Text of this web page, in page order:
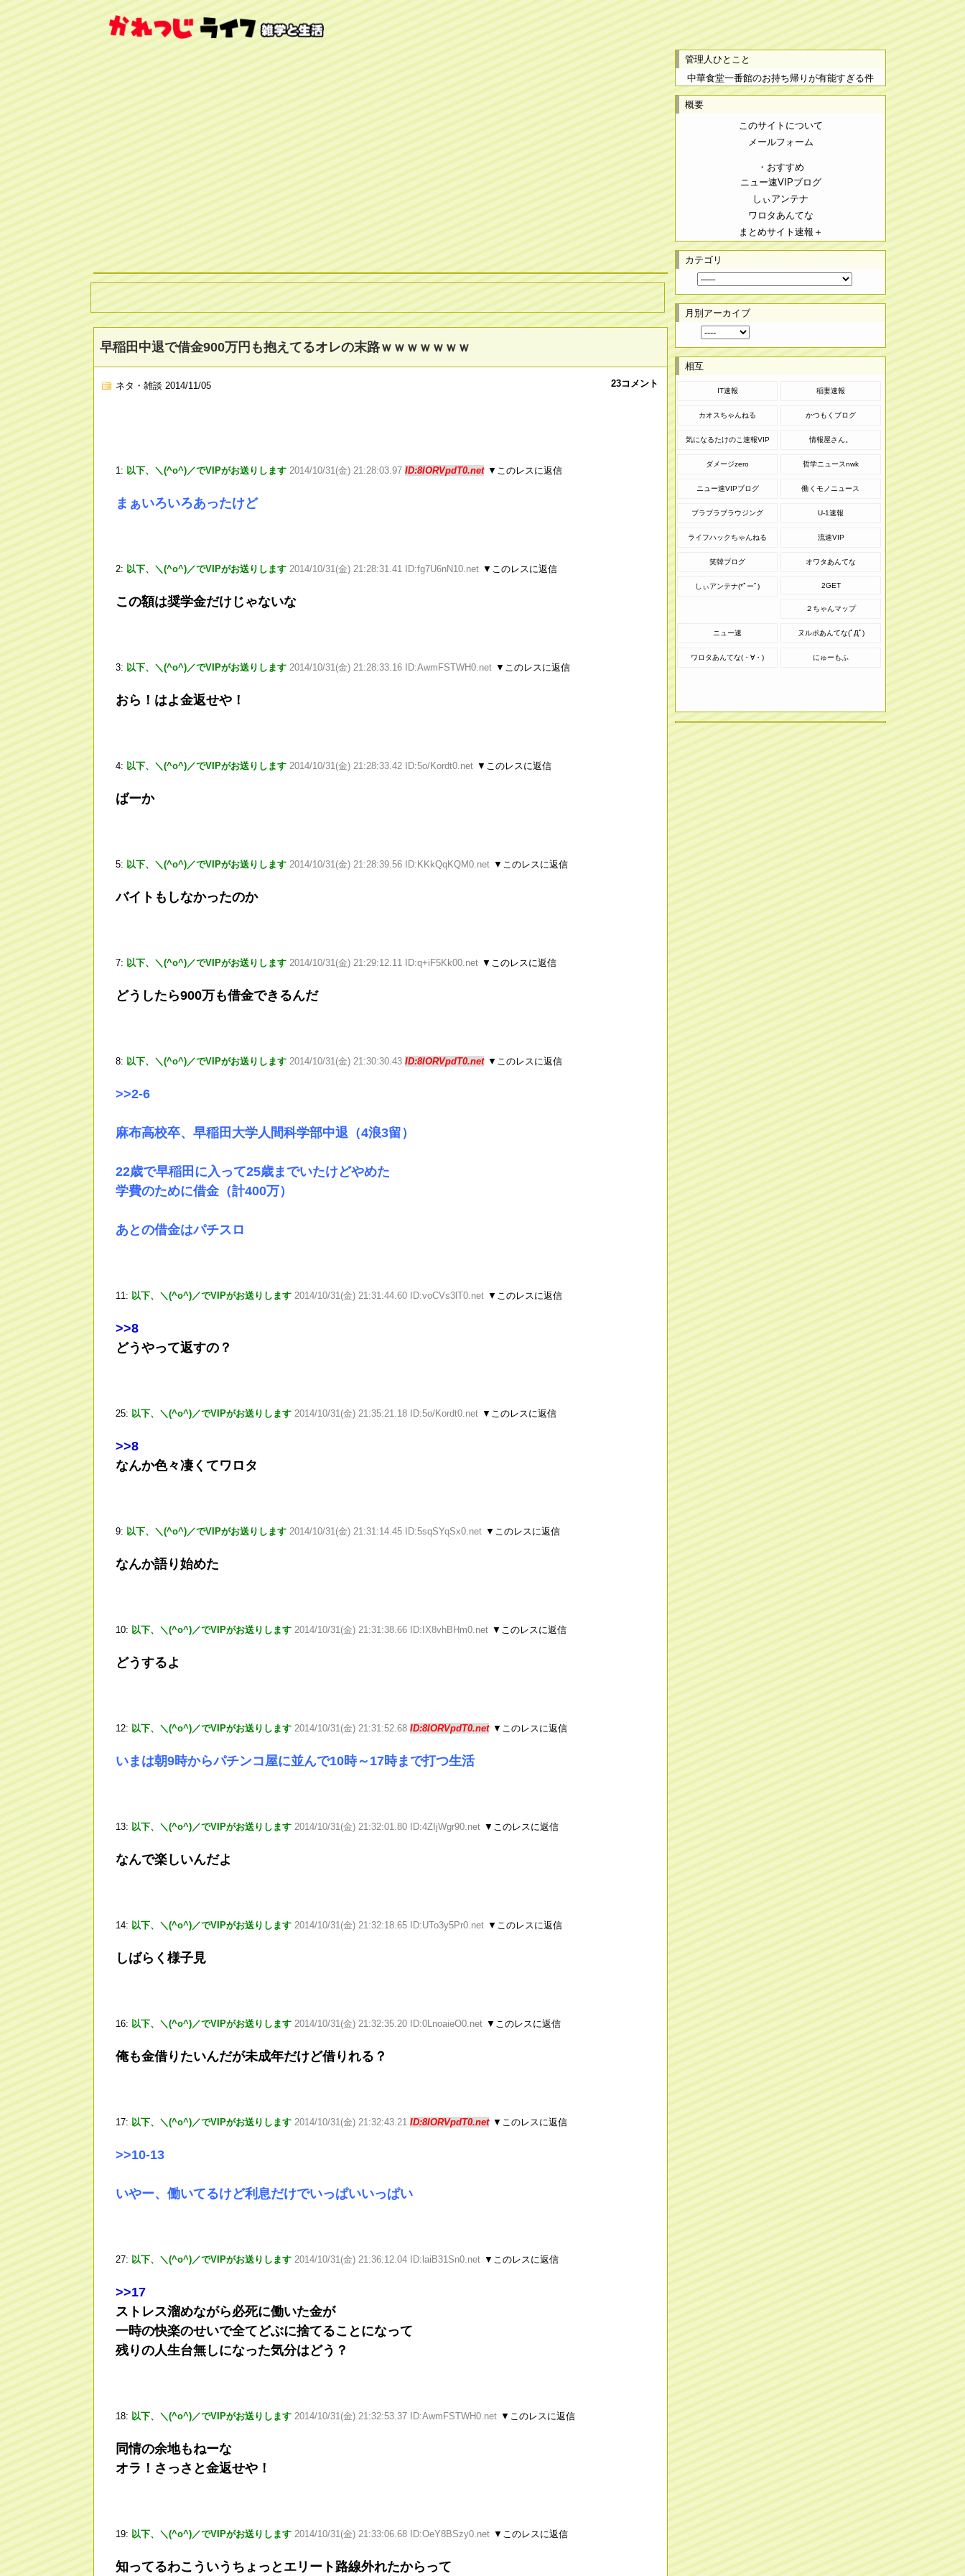
早稲田中退で借金900万円も抱えてるオレの末路ｗｗｗｗｗｗｗ
ネタ・雑談 2014/11/05 23コメント
1: 以下、＼(^o^)／でVIPがお送りします 2014/10/31(金) 21:28:03.97 ID:8IORVpdT0.net ▼このレスに返信
まぁいろいろあったけど
2: 以下、＼(^o^)／でVIPがお送りします 2014/10/31(金) 21:28:31.41 ID:fg7U6nN10.net ▼このレスに返信
この額は奨学金だけじゃないな
3: 以下、＼(^o^)／でVIPがお送りします 2014/10/31(金) 21:28:33.16 ID:AwmFSTWH0.net ▼このレスに返信
おら！はよ金返せや！
4: 以下、＼(^o^)／でVIPがお送りします 2014/10/31(金) 21:28:33.42 ID:5o/Kordt0.net ▼このレスに返信
ばーか
5: 以下、＼(^o^)／でVIPがお送りします 2014/10/31(金) 21:28:39.56 ID:KKkQqKQM0.net ▼このレスに返信
バイトもしなかったのか
7: 以下、＼(^o^)／でVIPがお送りします 2014/10/31(金) 21:29:12.11 ID:q+iF5Kk00.net ▼このレスに返信
どうしたら900万も借金できるんだ
8: 以下、＼(^o^)／でVIPがお送りします 2014/10/31(金) 21:30:30.43 ID:8IORVpdT0.net ▼このレスに返信
>>2-6
麻布高校卒、早稲田大学人間科学部中退（4浪3留）
22歳で早稲田に入って25歳までいたけどやめた
学費のために借金（計400万）
あとの借金はパチスロ
11: 以下、＼(^o^)／でVIPがお送りします 2014/10/31(金) 21:31:44.60 ID:voCVs3lT0.net ▼このレスに返信
>>8
どうやって返すの？
25: 以下、＼(^o^)／でVIPがお送りします 2014/10/31(金) 21:35:21.18 ID:5o/Kordt0.net ▼このレスに返信
>>8
なんか色々凄くてワロタ
9: 以下、＼(^o^)／でVIPがお送りします 2014/10/31(金) 21:31:14.45 ID:5sqSYqSx0.net ▼このレスに返信
なんか語り始めた
10: 以下、＼(^o^)／でVIPがお送りします 2014/10/31(金) 21:31:38.66 ID:IX8vhBHm0.net ▼このレスに返信
どうするよ
12: 以下、＼(^o^)／でVIPがお送りします 2014/10/31(金) 21:31:52.68 ID:8IORVpdT0.net ▼このレスに返信
いまは朝9時からパチンコ屋に並んで10時～17時まで打つ生活
13: 以下、＼(^o^)／でVIPがお送りします 2014/10/31(金) 21:32:01.80 ID:4ZIjWgr90.net ▼このレスに返信
なんで楽しいんだよ
14: 以下、＼(^o^)／でVIPがお送りします 2014/10/31(金) 21:32:18.65 ID:UTo3y5Pr0.net ▼このレスに返信
しばらく様子見
16: 以下、＼(^o^)／でVIPがお送りします 2014/10/31(金) 21:32:35.20 ID:0LnoaieO0.net ▼このレスに返信
俺も金借りたいんだが未成年だけど借りれる？
17: 以下、＼(^o^)／でVIPがお送りします 2014/10/31(金) 21:32:43.21 ID:8IORVpdT0.net ▼このレスに返信
>>10-13
いやー、働いてるけど利息だけでいっぱいいっぱい
27: 以下、＼(^o^)／でVIPがお送りします 2014/10/31(金) 21:36:12.04 ID:laiB31Sn0.net ▼このレスに返信
>>17
ストレス溜めながら必死に働いた金が
一時の快楽のせいで全てどぶに捨てることになって
残りの人生台無しになった気分はどう？
18: 以下、＼(^o^)／でVIPがお送りします 2014/10/31(金) 21:32:53.37 ID:AwmFSTWH0.net ▼このレスに返信
同情の余地もねーな
オラ！さっさと金返せや！
19: 以下、＼(^o^)／でVIPがお送りします 2014/10/31(金) 21:33:06.68 ID:OeY8BSzy0.net ▼このレスに返信
知ってるわこういうちょっとエリート路線外れたからって
管理人ひとこと
中華食堂一番館のお持ち帰りが有能すぎる件
概要
このサイトについて
メールフォーム
・おすすめ
ニュー速VIPブログ
しぃアンテナ
ワロタあんてな
まとめサイト速報＋
カテゴリ
月別アーカイブ
相互
IT速報 稲妻速報
カオスちゃんねる かつもくブログ
気になるたけのこ速報VIP 情報屋さん。
ダメージzero 哲学ニュースnwk
ニュー速VIPブログ 働くモノニュース
ブラブラブラウジング U-1速報
ライフハックちゃんねる 流速VIP
笑韓ブログ オワタあんてな
しぃアンテナ(*ﾟーﾟ) 2GET
２ちゃんマップ
ニュー速 ヌルポあんてな(ﾟДﾟ)
ワロタあんてな(・∀・) にゅーもふ